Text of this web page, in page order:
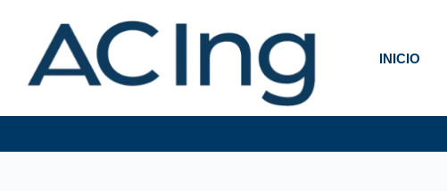
content
INICIO